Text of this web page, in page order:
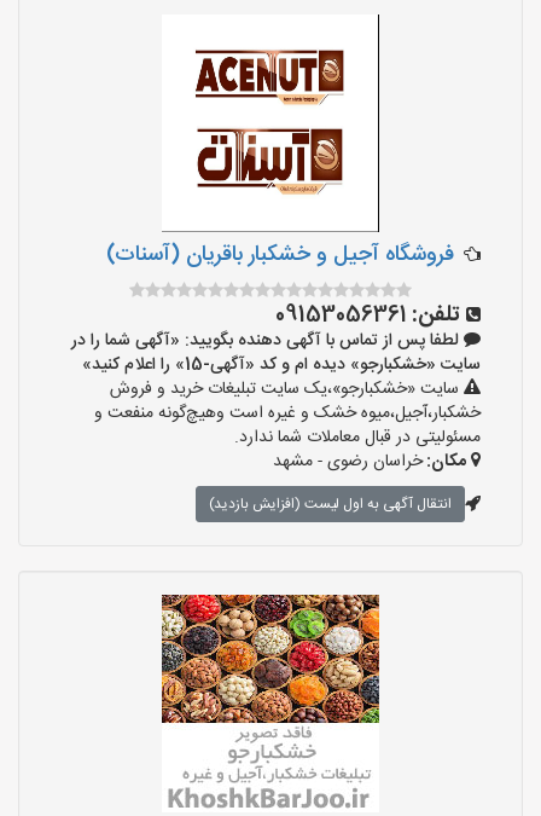
فروشگاه آجیل و خشکبار باقریان (آسنات)
تلفن: 09153056361
لطفا پس از تماس با آگهی دهنده بگویید: «آگهی شما را در
سایت «خشکبارجو» دیده ام و کد «آگهی-15» را اعلام کنید»
سایت «خشکبارجو»،یک سایت تبلیغات خرید و فروش
خشکبار،آجیل،میوه خشک و غیره است وهیچ‌گونه منفعت و
مسئولیتی در قبال معاملات شما ندارد.
مکان:خراسان رضوی - مشهد
انتقال آگهی به اول لیست (افزایش بازدید)